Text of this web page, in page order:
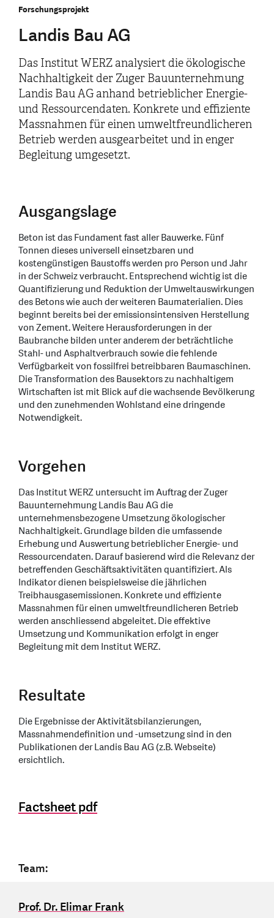
Forschungsprojekt
Landis Bau AG
Das Institut WERZ analysiert die ökologische
Nachhaltigkeit der Zuger Bauunternehmung
Landis Bau AG anhand betrieblicher Energie-
und Ressourcendaten. Konkrete und effiziente
Massnahmen für einen umweltfreundlicheren
Betrieb werden ausgearbeitet und in enger
Begleitung umgesetzt.
Ausgangslage
Beton ist das Fundament fast aller Bauwerke. Fünf
Tonnen dieses universell einsetzbaren und
kostengünstigen Baustoffs werden pro Person und Jahr
in der Schweiz verbraucht. Entsprechend wichtig ist die
Quantifizierung und Reduktion der Umweltauswirkungen
des Betons wie auch der weiteren Baumaterialien. Dies
beginnt bereits bei der emissionsintensiven Herstellung
von Zement. Weitere Herausforderungen in der
Baubranche bilden unter anderem der beträchtliche
Stahl- und Asphaltverbrauch sowie die fehlende
Verfügbarkeit von fossilfrei betreibbaren Baumaschinen.
Die Transformation des Bausektors zu nachhaltigem
Wirtschaften ist mit Blick auf die wachsende Bevölkerung
und den zunehmenden Wohlstand eine dringende
Notwendigkeit.
Vorgehen
Das Institut WERZ untersucht im Auftrag der Zuger
Bauunternehmung Landis Bau AG die
unternehmensbezogene Umsetzung ökologischer
Nachhaltigkeit. Grundlage bilden die umfassende
Erhebung und Auswertung betrieblicher Energie- und
Ressourcendaten. Darauf basierend wird die Relevanz der
betreffenden Geschäftsaktivitäten quantifiziert. Als
Indikator dienen beispielsweise die jährlichen
Treibhausgasemissionen. Konkrete und effiziente
Massnahmen für einen umweltfreundlicheren Betrieb
werden anschliessend abgeleitet. Die effektive
Umsetzung und Kommunikation erfolgt in enger
Begleitung mit dem Institut WERZ.
Resultate
Die Ergebnisse der Aktivitätsbilanzierungen,
Massnahmendefinition und -umsetzung sind in den
Publikationen der Landis Bau AG (z.B. Webseite)
ersichtlich.
Factsheet pdf
Team:
Prof. Dr. Elimar Frank